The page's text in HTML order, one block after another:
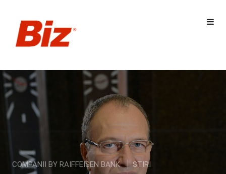
COMPANII BY RAIFFEISEN BANK STIRI